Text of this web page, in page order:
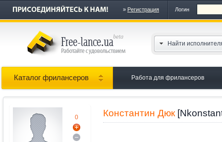
» Регистрация Логин
Найти
Каталог фрилансеров Работа для фрилансеров
0 Константин Дюк